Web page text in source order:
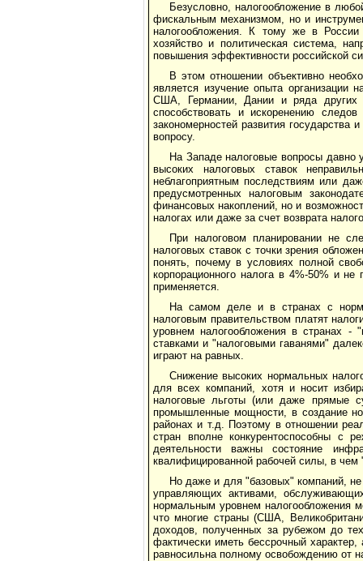
Безусловно, налогообложение в
фискальным механизмом, но и
налогообложения. К тому же в России
хозяйство и политическая система,
повышения эффективности российской
В этом отношении объективно
является изучение опыта организации
США, Германии, Дании и ряда других
способствовать и искоренению
закономерностей развития
вопросу.
На Западе налоговые вопросы давно
высоких налоговых ставок
неблагоприятным последствиям или
предусмотренных налоговым
финансовых накоплений, но и
налогах или даже за счет возврата
При налоговом планировании не
налоговых ставок с точки зрения
понять, почему в условиях полной
корпорационного налога в 4%-50% и
применяется.
На самом деле и в странах с
налоговым правительством платят
уровнем налогообложения в странах
ставками и "налоговыми гаванями"
играют на равных.
Снижение высоких нормальных
для всех компаний, хотя и носит
налоговые льготы (или даже прямые
промышленные мощности, в создание
районах и т.д. Поэтому в отношении
стран вполне конкурентоспособны с
деятельности важны состояние
квалифицированной рабочей силы, в чем
Но даже и для "базовых" компаний,
управляющих активами,
нормальным уровнем налогообложения
что многие страны (США,
доходов, полученных за рубежом до
фактически иметь бессрочный
равносильна полному освобождению от